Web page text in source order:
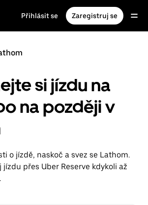
Přihlásit se Zaregistruj se
si jízdu na
na později v
o jízdě, naskoč a svez se Lathom.
přes Uber Reserve kdykoli až